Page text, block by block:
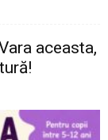
aceasta,